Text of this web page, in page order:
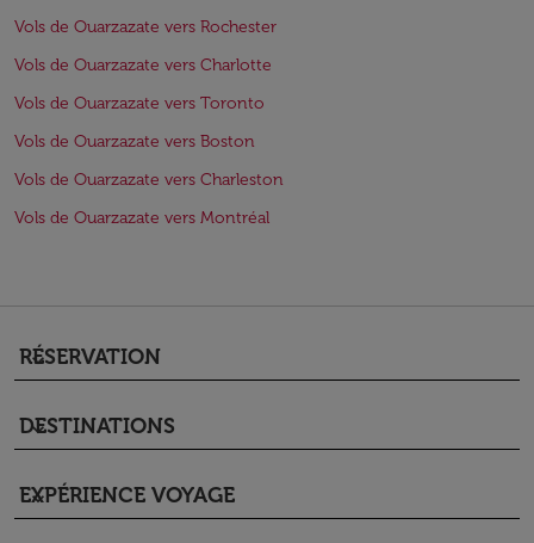
Vols de Ouarzazate vers Rochester
Vols de Ouarzazate vers Charlotte
Vols de Ouarzazate vers Toronto
Vols de Ouarzazate vers Boston
Vols de Ouarzazate vers Charleston
Vols de Ouarzazate vers Montréal
RÉSERVATION
keyboard_arrow_down
DESTINATIONS
keyboard_arrow_down
EXPÉRIENCE VOYAGE
keyboard_arrow_down